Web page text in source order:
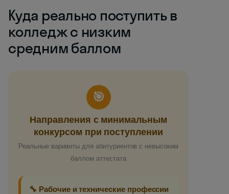
Куда реально поступить в
колледж с низким
средним баллом
🎯
Направления с минимальным
конкурсом при поступлении
Реальные варианты для абитуриентов с невысоким
баллом аттестата
🔧 Рабочие и технические профессии